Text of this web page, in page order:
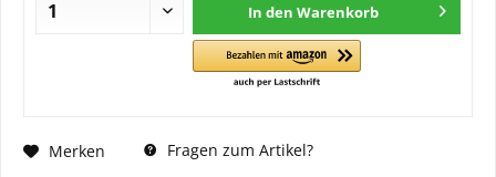
In den Warenkorb
Merken Fragen zum Artikel?